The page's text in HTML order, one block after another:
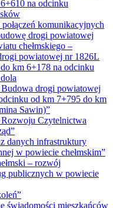
na odcinku
komunikacyjnych
drogi powiatowej
chełmskiego –
powiatowej nr 1826L
km 6+178 na odcinku
Budowa drogi powiatowej
od km 7+795 do km
Sawin)”
Czytelnictwa
danych infrastruktury
w powiecie chełmskim”
– rozwój
publicznych w powiecie
świadomości mieszkańców